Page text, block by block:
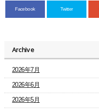
Facebook Twitter
Archive
2026年7月
2026年6月
2026年5月